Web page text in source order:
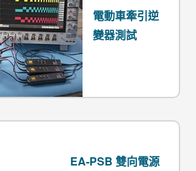
電動車牽引逆
變器測試
EA-PSB 雙向電源